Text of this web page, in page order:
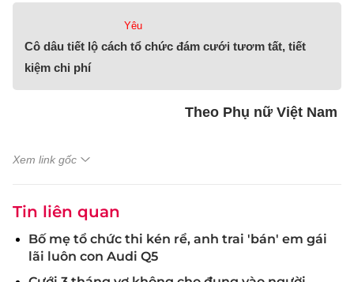
Yêu
Cô dâu tiết lộ cách tổ chức đám cưới tươm tất, tiết
kiệm chi phí
Theo Phụ nữ Việt Nam
Xem link gốc
Tin liên quan
Bố mẹ tổ chức thi kén rể, anh trai 'bán' em gái
lãi luôn con Audi Q5